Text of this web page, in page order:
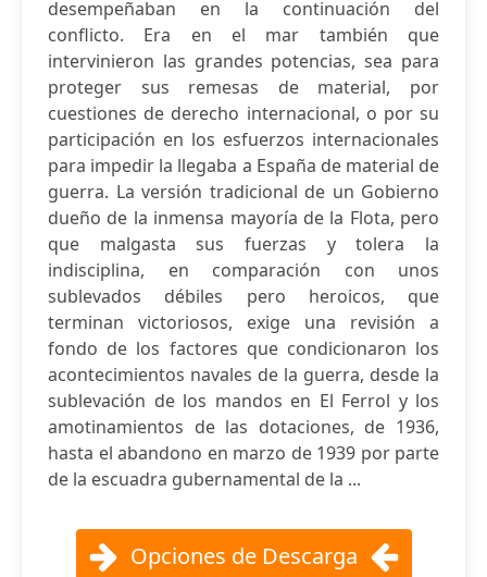
desempeñaban en la continuación del
conflicto. Era en el mar también que
intervinieron las grandes potencias, sea para
proteger sus remesas de material, por
cuestiones de derecho internacional, o por su
participación en los esfuerzos internacionales
para impedir la llegaba a España de material de
guerra. La versión tradicional de un Gobierno
dueño de la inmensa mayoría de la Flota, pero
que malgasta sus fuerzas y tolera la
indisciplina, en comparación con unos
sublevados débiles pero heroicos, que
terminan victoriosos, exige una revisión a
fondo de los factores que condicionaron los
acontecimientos navales de la guerra, desde la
sublevación de los mandos en El Ferrol y los
amotinamientos de las dotaciones, de 1936,
hasta el abandono en marzo de 1939 por parte
de la escuadra gubernamental de la ...
Opciones de Descarga